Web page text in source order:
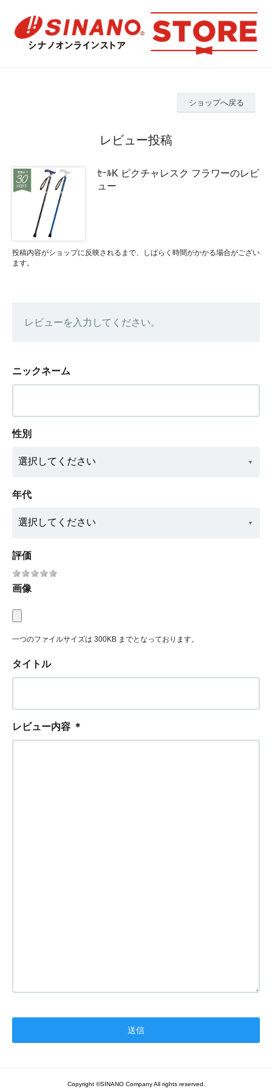
ショップへ戻る
レビュー投稿
ｾｰﾙK ピクチャレスク フラワーのレビ
ュー
投稿内容がショップに反映されるまで、しばらく時間がかかる場合がござい
ます。
レビューを入力してください。
ニックネーム
性別
年代
評価
画像
一つのファイルサイズは 300KB までとなっております。
タイトル
レビュー内容 ＊
Copyright ©SINANO Company All rights reserved.